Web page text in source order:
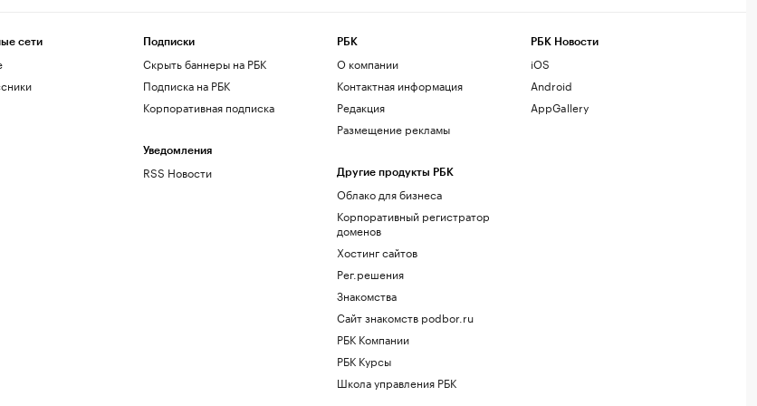
сети Подписки
Скрыть баннеры на РБК
Подписка на РБК
Корпоративная подписка
Уведомления
RSS Новости
РБК
О компании
Контактная информация
Редакция
Размещение рекламы
Другие продукты РБК
Облако для бизнеса
Корпоративный регистратор
доменов
Хостинг сайтов
Рег.решения
Знакомства
Сайт знакомств podbor.ru
РБК Компании
РБК Курсы
Школа управления РБК
РБК Новости
iOS
Android
AppGallery